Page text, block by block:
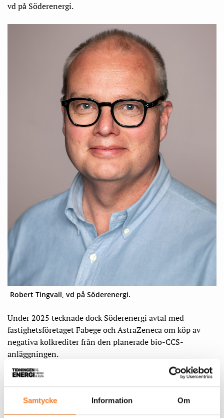
Samtycke Information Om
vd på Söderenergi.
Robert Tingvall, vd på Söderenergi.
Under 2025 tecknade dock Söderenergi avtal med
fastighetsföretaget Fabege och AstraZeneca om köp av
negativa kolkrediter från den planerade bio-CCS-
anläggningen.
– De avtalen har varit viktiga. Men det behövs att många
fler företag vill köpa dessa krediter och vi behöver teckna
dessa avtal nu, säger Robert Tingvall.